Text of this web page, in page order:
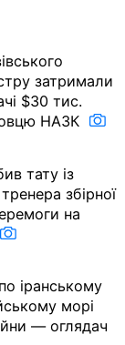
затримали
$30 тис.
НАЗК
тату із
збірної
на
іранському
морі
— оглядач